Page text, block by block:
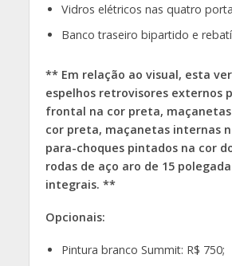
Vidros elétricos nas quatro
Banco traseiro bipartido e
** Em relação ao visual, esta
espelhos retrovisores externos
frontal na cor preta,
cor preta, maçanetas internas
para-choques pintados na cor
rodas de aço aro de 15
integrais. **
Opcionais:
Pintura branco Summit: R$ 750;